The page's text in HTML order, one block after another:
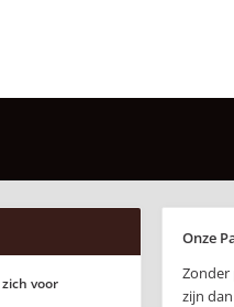
voor
Onze
Zonder
zijn